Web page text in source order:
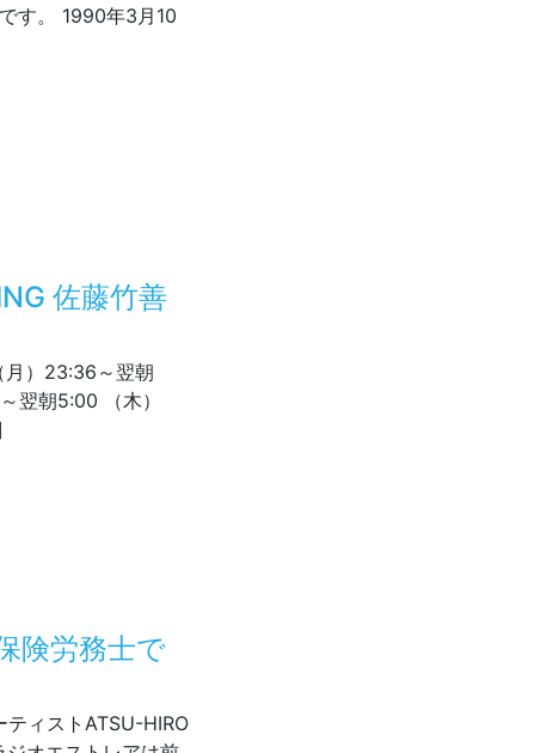
す。 1990年3月10
佐藤竹善
月）23:36～翌朝
翌朝5:00 （木）
険労務士で
ィストATSU-HIRO